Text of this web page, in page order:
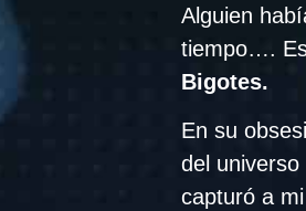
Alguien
tiempo….
Bigotes.
En su
del
capturó a